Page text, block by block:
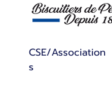
CSE/Association
s